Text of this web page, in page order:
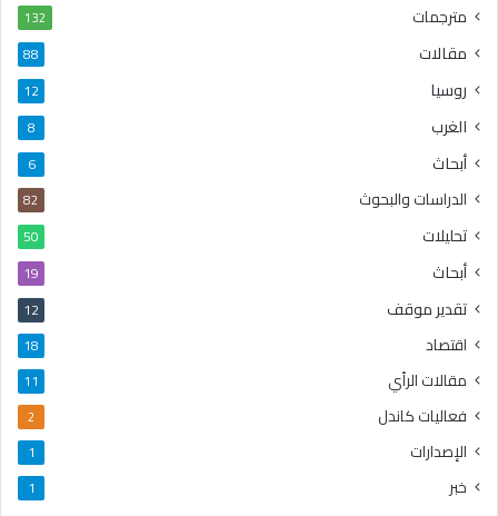
مترجمات 132
مقالات 88
روسيا 12
الغرب 8
أبحاث 6
الدراسات والبحوث 82
تحليلات 50
أبحاث 19
تقدير موقف 12
اقتصاد 18
مقالات الرأي 11
فعاليات كاندل 2
الإصدارات 1
خبر 1